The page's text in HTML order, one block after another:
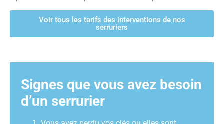
Voir tous les tarifs des interventions de nos
serruriers
Signes que vous avez besoin
d’un serrurier